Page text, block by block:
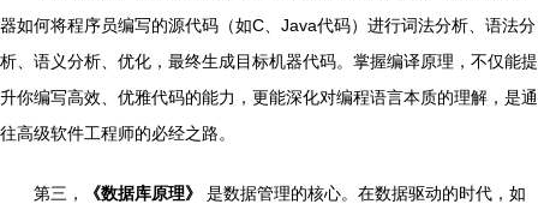
器如何将程序员编写的源代码（如C、Java代码）进行词法分析、语法分
析、语义分析、优化，最终生成目标机器代码。掌握编译原理，不仅能提
升你编写高效、优雅代码的能力，更能深化对编程语言本质的理解，是通
往高级软件工程师的必经之路。
第三， 《数据库原理》
是数据管理的核心。在数据驱动的时代，如